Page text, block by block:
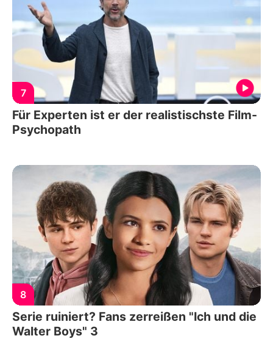
7
Für Experten ist er der realistischste Film-
Psychopath
8
Serie ruiniert? Fans zerreißen "Ich und die
Walter Boys" 3